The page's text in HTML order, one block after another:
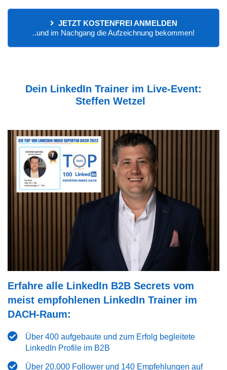
JETZT KOSTENFREI ANMELDEN
..und im Nachgang die Aufzeichnung bekommen!
Dein LinkedIn Trainer im Live-Event:
Steffen Wetzel
Erfahre alle LinkedIn B2B Secrets vom
meist empfohlenen LinkedIn Trainer im
DACH-Raum:
Über 400 aufgebaute und zum Erfolg begleitete
LinkedIn Profile im B2B
Über 20.000 Follower und 140 Empfehlungen auf